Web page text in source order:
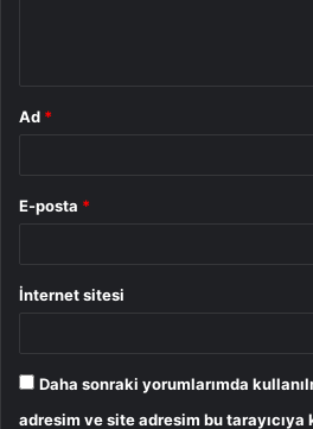
Ad *
E-posta *
İnternet sitesi
Daha sonraki yorumlarımda
adresim ve site adresim bu tarayıcıya